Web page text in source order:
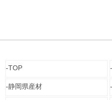
TOP
静岡県産材